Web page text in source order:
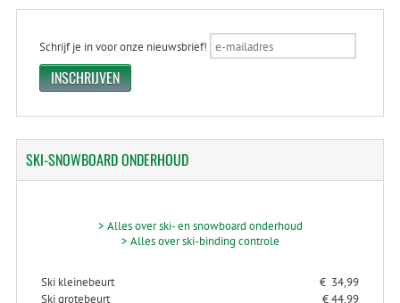
Schrijf je in voor onze nieuwsbrief!
SKI-SNOWBOARDONDERHOUD
> Alles over ski- en snowboard onderhoud
> Alles over ski-binding controle
Ski kleinebeurt
€ 34,99
Ski grotebeurt
€ 44,99